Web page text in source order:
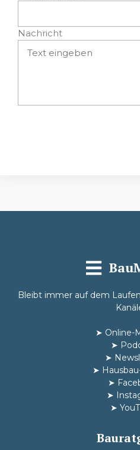
Nachricht
Bleibt immer auf dem
➤ Online-
➤
➤
➤
➤
➤
➤